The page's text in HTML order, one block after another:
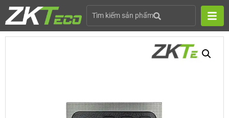
Tìm kiếm sản phẩm